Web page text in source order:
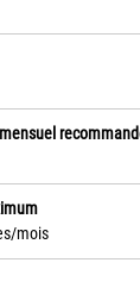
Agrée
mois